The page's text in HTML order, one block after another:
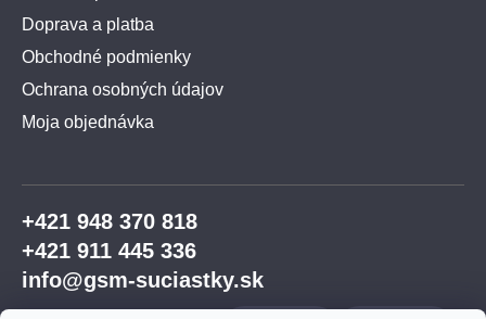
Doprava a platba
Obchodné podmienky
Ochrana osobných údajov
Moja objednávka
+421 948 370 818
+421 911 445 336
info@gsm-suciastky.sk